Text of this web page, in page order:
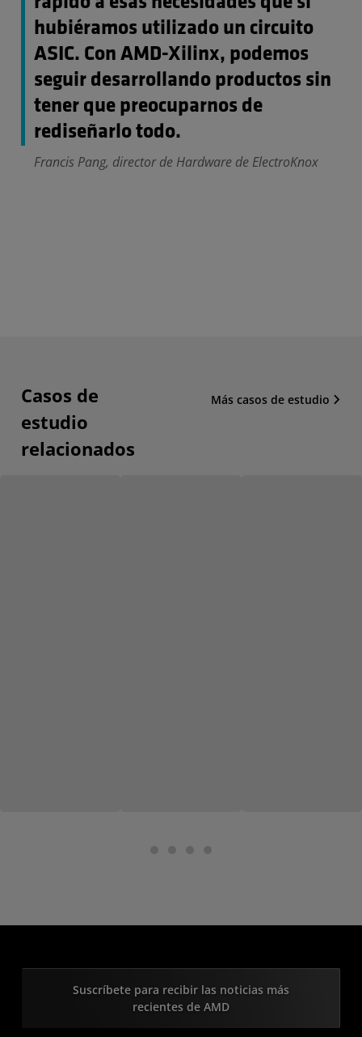
hubiéramos utilizado un circuito
ASIC. Con AMD-Xilinx, podemos
seguir desarrollando productos sin
tener que preocuparnos de
rediseñarlo todo.
Francis Pang, director de Hardware de ElectroKnox
Casos de
estudio
relacionados
Más casos de estudio
Suscríbete para recibir las noticias más
recientes de AMD